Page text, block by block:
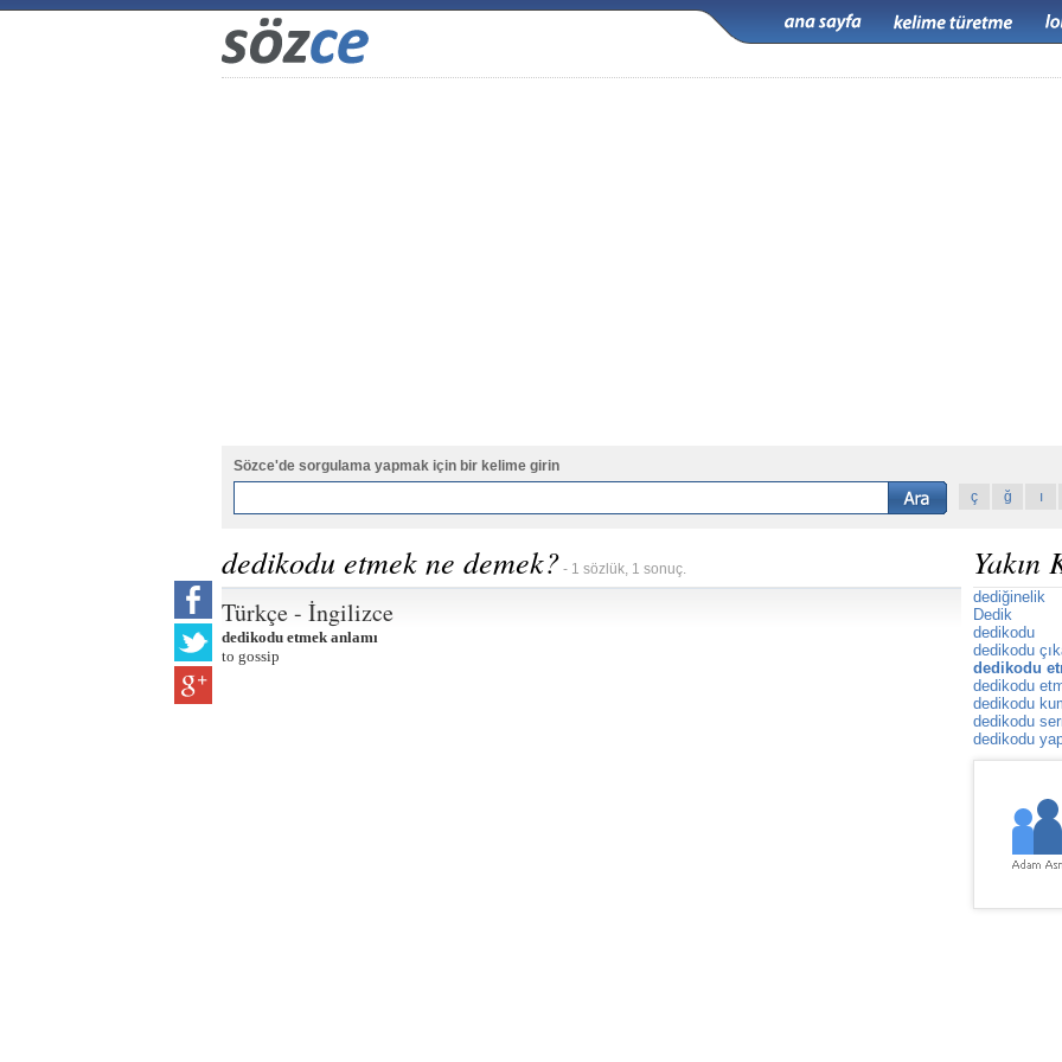
Sözce'de sorgulama yapmak için bir kelime girin
ç
ğ ı
dedikodu etmek ne demek? - 1 sözlük, 1 sonuç.
Türkçe - İngilizce
dedikodu etmek anlamı
to gossip
Yakın
dediğinelik
Dedik
dedikodu
dedikodu
dedikodu
dedikodu
dedikodu
dedikodu
dedikodu